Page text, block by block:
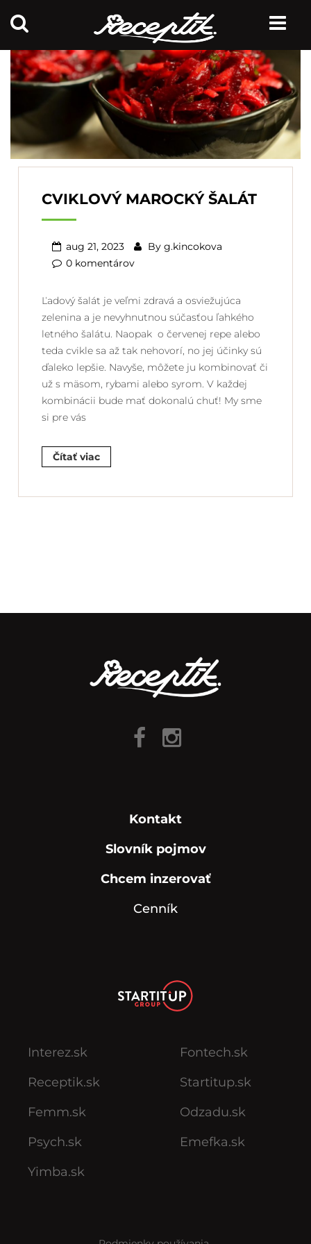
CVIKLOVÝ MAROCKÝ ŠALÁT
aug 21, 2023 By g.kincokova
0 komentárov
Ľadový šalát je veľmi zdravá a osviežujúca
zelenina a je nevyhnutnou súčasťou ľahkého
letného šalátu. Naopak o červenej repe alebo
teda cvikle sa až tak nehovorí, no jej účinky sú
ďaleko lepšie. Navyše, môžete ju kombinovať či
už s mäsom, rybami alebo syrom. V každej
kombinácii bude mať dokonalú chuť! My sme
si pre vás
Čítať viac
Kontakt
Slovník pojmov
Chcem inzerovať
Cenník
Interez.sk
Receptik.sk
Femm.sk
Psych.sk
Yimba.sk
Fontech.sk
Startitup.sk
Odzadu.sk
Emefka.sk